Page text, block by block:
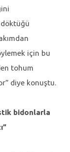
için bu
tohum
diye konuştu.
bidonlarla